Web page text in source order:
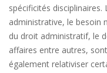
spécificités disciplinaires.
administrative, le besoin
du droit administratif, le
affaires entre autres,
également relativiser